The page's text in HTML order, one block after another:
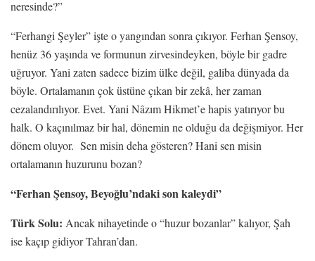
neresinde?”
“Ferhangi Şeyler” işte o yangından sonra çıkıyor. Ferhan Şensoy,
henüz 36 yaşında ve formunun zirvesindeyken, böyle bir gadre
uğruyor. Yani zaten sadece bizim ülke değil, galiba dünyada da
böyle. Ortalamanın çok üstüne çıkan bir zekâ, her zaman
cezalandırılıyor. Evet. Yani Nâzım Hikmet’e hapis yatırıyor bu
halk. O kaçınılmaz bir hal, dönemin ne olduğu da değişmiyor. Her
dönem oluyor. Sen misin deha gösteren? Hani sen misin
ortalamanın huzurunu bozan?
“Ferhan Şensoy, Beyoğlu’ndaki son kaleydi”
Türk Solu: Ancak nihayetinde o “huzur bozanlar” kalıyor, Şah
ise kaçıp gidiyor Tahran’dan.